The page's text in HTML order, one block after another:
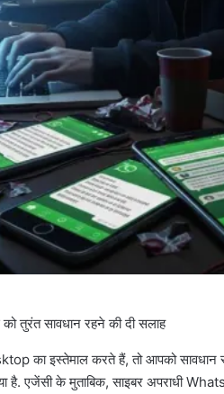
तुरंत सावधान रहने की दी सलाह
इस्तेमाल करते हैं, तो आपको सावधान
है. एजेंसी के मुताबिक, साइबर अपराधी